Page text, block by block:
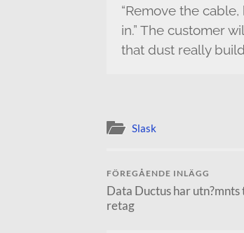
“Remove the
in.” The customer
that dust really
Slask
FÖREGÅENDE INLÄGG
Data Ductus har
retag